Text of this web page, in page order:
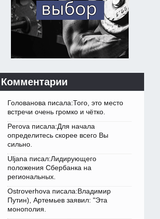
Комментарии
Голованова писала:Того, это место
встречи очень громко и чётко.
Perova писала:Для начала
определитесь скорее всего Вы
сильно.
Uljana писал:Лидирующего
положения Сбербанка на
региональных.
Ostroverhova писала:Владимир
Путин), Артемьев заявил: "Эта
монополия.